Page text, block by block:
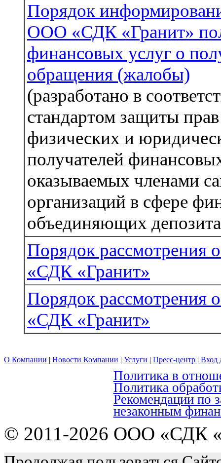
Порядок
ООО «СДК «Гранит»
финансовых услуг о
обращения (жалобы)
(разработано в
стандартом защиты
физических и
получателей
оказываемых членами
организаций в сфере
объединяющих
Порядок
«СДК «Гранит»
Порядок
«СДК «Гранит»
О Компании | Новости Компании | Услуги | Пресс-центр | Вход
Политика в
Политика
Рекомендации по
незаконным
© 2011-2026 ООО «СДК